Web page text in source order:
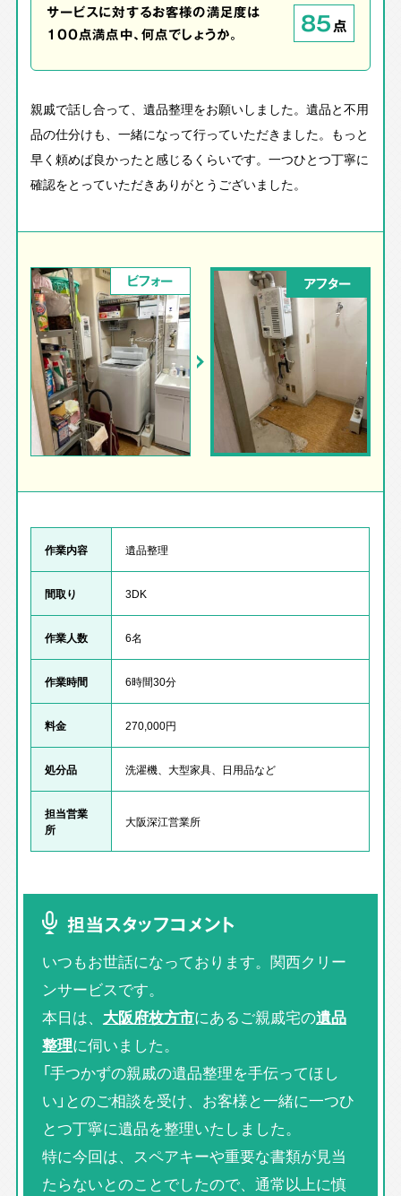
サービスに対するお客様の満足度は
100点満点中、何点でしょうか。
85点
親戚で話し合って、遺品整理をお願いしました。遺品と不用
品の仕分けも、一緒になって行っていただきました。もっと
早く頼めば良かったと感じるくらいです。一つひとつ丁寧に
確認をとっていただきありがとうございました。
ビフォー アフター
作業内容 遺品整理
間取り 3DK
作業人数 6名
作業時間 6時間30分
料金 270,000円
処分品 洗濯機、大型家具、日用品など
担当営業
所
大阪深江営業所
担当スタッフコメント
いつもお世話になっております。関西クリー
ンサービスです。
本日は、 大阪府枚方市にあるご親戚宅の遺品
整理に伺いました。
「手つかずの親戚の遺品整理を手伝ってほし
い」とのご相談を受け、お客様と一緒に一つひ
とつ丁寧に遺品を整理いたしました。
特に今回は、スペアキーや重要な書類が見当
たらないとのことでしたので、通常以上に慎